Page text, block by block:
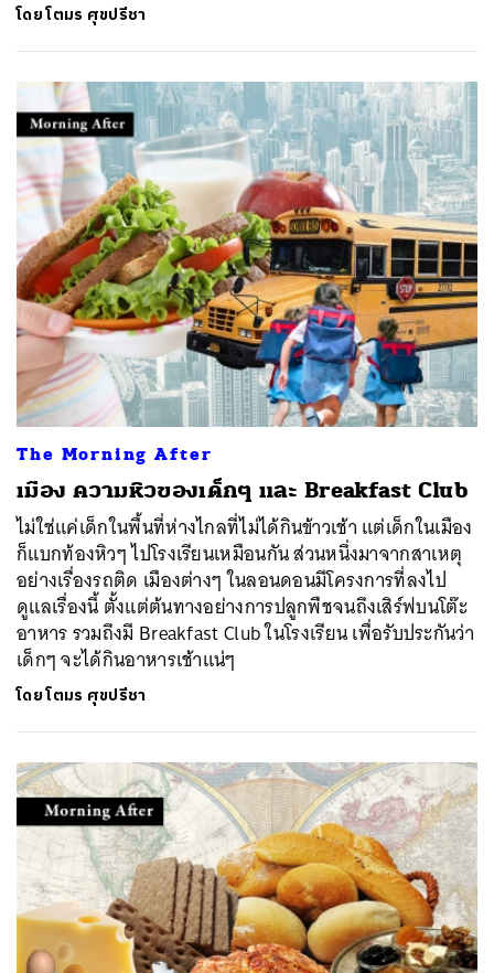
โดยโตมร ศุขปรีชา
The Morning After
เมือง ความหิวของเด็กๆ และ Breakfast Club
ไม่ใช่แค่เด็กในพื้นที่ห่างไกลที่ไม่ได้กินข้าวเช้า แต่เด็กในเมือง
ก็แบกท้องหิวๆ ไปโรงเรียนเหมือนกัน ส่วนหนึ่งมาจากสาเหตุ
อย่างเรื่องรถติด เมืองต่างๆ ในลอนดอนมีโครงการที่ลงไป
ดูแลเรื่องนี้ ตั้งแต่ต้นทางอย่างการปลูกพืชจนถึงเสิร์ฟบนโต๊ะ
อาหาร รวมถึงมี Breakfast Club ในโรงเรียน เพื่อรับประกันว่า
เด็กๆ จะได้กินอาหารเช้าแน่ๆ
โดยโตมร ศุขปรีชา